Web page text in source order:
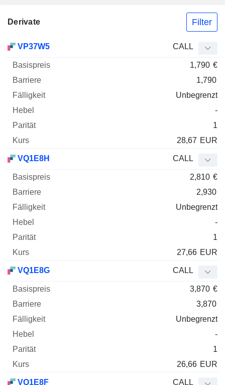
Derivate Filter
Basispreis
Elastizität
VP37W5 CALL
1,790 €
1,790
Unbegrenzt
-
1
28,67 EUR
VQ1E8H CALL
2,810 €
2,930
Unbegrenzt
-
1
27,66 EUR
VQ1E8G CALL
3,870 €
3,870
Unbegrenzt
-
1
26,66 EUR
VQ1E8F CALL